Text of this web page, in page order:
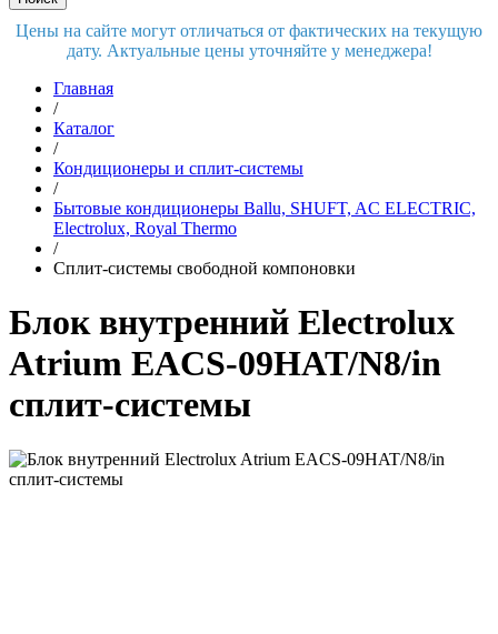
Цены на сайте могут отличаться от фактических на текущую
дату. Актуальные цены уточняйте у менеджера!
Главная
/
Каталог
/
Кондиционеры и сплит-системы
/
Бытовые кондиционеры Ballu, SHUFT, AC ELECTRIC,
Electrolux, Royal Thermo
/
Сплит-системы свободной компоновки
Блок внутренний Electrolux
Atrium EACS-09HAT/N8/in
сплит-системы